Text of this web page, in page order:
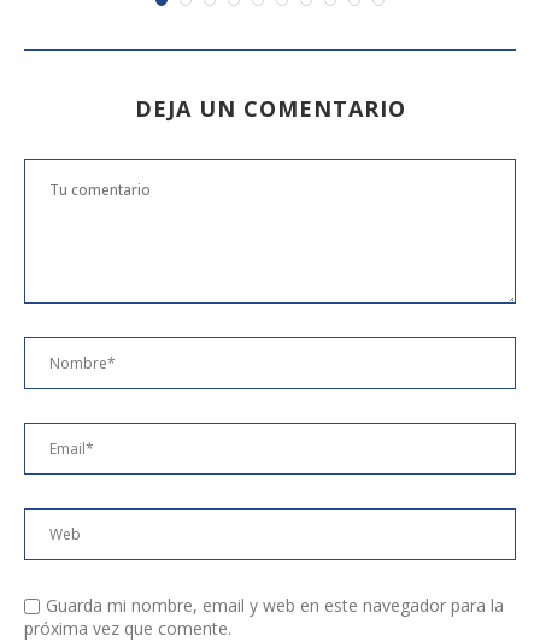
DEJA UN COMENTARIO
Guarda mi nombre, email y web en este navegador para la
próxima vez que comente.